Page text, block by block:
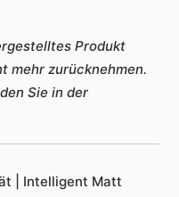
Produkt
mehr zurücknehmen.
Sie in der
| Intelligent Matt